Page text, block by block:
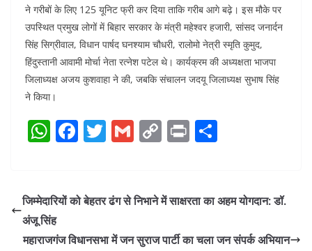
ने गरीबों के लिए 125 यूनिट फ्री कर दिया ताकि गरीब आगे बढ़े। इस मौके पर
उपस्थित प्रमुख लोगों में बिहार सरकार के मंत्री महेश्वर हजारी, सांसद जनार्दन
सिंह सिग्रीवाल, विधान पार्षद घनश्याम चौधरी, रालोमो नेत्री स्मृति कुमुद,
हिंदुस्तानी आवामी मोर्चा नेता रत्नेश पटेल थे। कार्यक्रम की अध्यक्षता भाजपा
जिलाध्यक्ष अजय कुशवाहा ने की, जबकि संचालन जदयू जिलाध्यक्ष सुभाष सिंह
ने किया।
W
s
A
p
F
e
o
T
er
G
l
C
y
n
Pr
e
जिम्मेदारियों को बेहतर ढंग से निभाने में साक्षरता का अहम योगदान: डॉ.
अंजू सिंह
महाराजगंज विधानसभा में जन सुराज पार्टी का चला जन संपर्क अभियान